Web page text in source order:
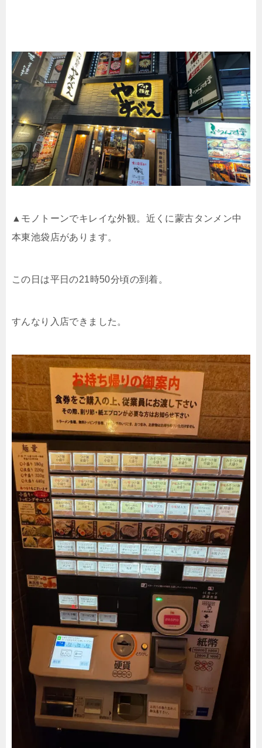
▲モノトーンでキレイな外観。近くに蒙古タンメン中
本東池袋店があります。
この日は平日の21時50分頃の到着。
すんなり入店できました。